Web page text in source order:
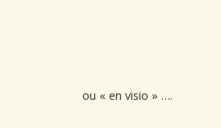
ou « en visio » ….